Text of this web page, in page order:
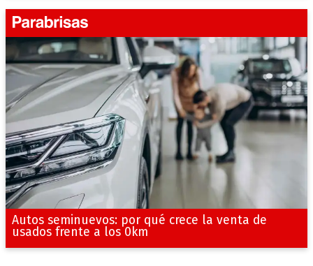
Autos seminuevos: por qué crece la venta de
usados frente a los 0km